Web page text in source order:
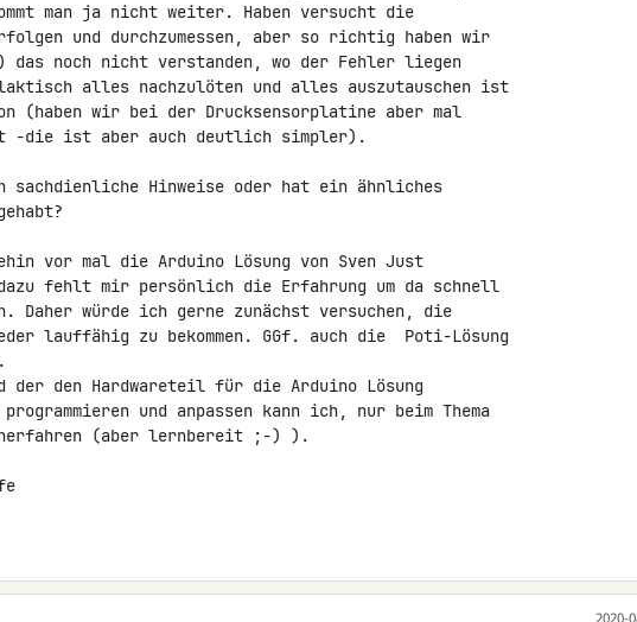
man ja nicht weiter. Haben versucht die
und durchzumessen, aber so richtig haben wir
das noch nicht verstanden, wo der Fehler liegen
alles nachzulöten und alles auszutauschen ist
(haben wir bei der Drucksensorplatine aber mal
-die ist aber auch deutlich simpler).
sachdienliche Hinweise oder hat ein ähnliches
vor mal die Arduino Lösung von Sven Just
dazu fehlt mir persönlich die Erfahrung um da schnell
Daher würde ich gerne zunächst versuchen, die
lauffähig zu bekommen. GGf. auch die  Poti-Lösung
der den Hardwareteil für die Arduino Lösung
und anpassen kann ich, nur beim Thema
(aber lernbereit ;-) ).